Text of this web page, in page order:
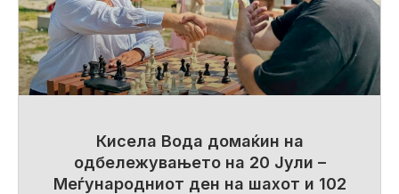
Кисела Вода домаќин на
одбележувањето на 20 Јули –
Меѓународниот ден на шахот и 102